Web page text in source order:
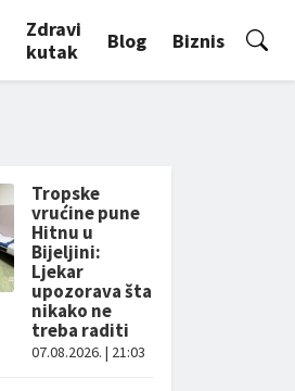
Zdravi
kutak
Blog Biznis
Tropske
vrućine pune
Hitnu u
Bijeljini:
Ljekar
upozorava šta
nikako ne
treba raditi
07.08.2026. | 21:03